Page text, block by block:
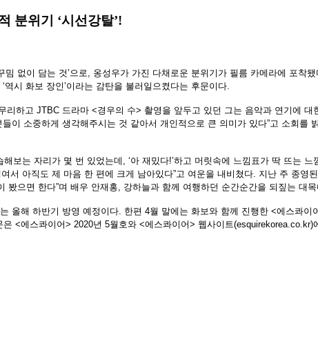
분위기 ‘시선강탈’!
밈 없이 담는 것’으로, 옹성우가 가진 다채로운 분위기가 필름 카메라에 포착됐
‘역시 화보 장인’이라는 감탄을 불러일으켰다는 후문이다.
리하고 JTBC 드라마 <경우의 수> 촬영을 앞두고 있던 그는 음악과 연기에 대
들이 소중하게 생각해주시는 것 같아서 개인적으로 큰 의미가 있다”고 소회를
해보는 자리가 몇 번 있었는데, ‘아 재밌다!’하고 머릿속에 느낌표가 딱 뜨는 느
서 아직도 제 마음 한 편에 크게 남아있다”고 여운을 내비쳤다. 지난 주 종영된
봤으면 한다”며 배우 안재홍, 강하늘과 함께 여행하던 순간순간을 되짚는 대
는 올해 하반기 방영 예정이다. 한편 4월 말에는 화보와 함께 진행한 <에스콰이
은 <에스콰이어> 2020년 5월호와 <에스콰이어> 웹사이트(esquirekorea.co.kr)